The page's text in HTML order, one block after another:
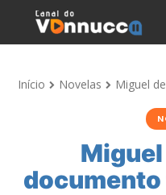
Início Novelas Miguel
documento